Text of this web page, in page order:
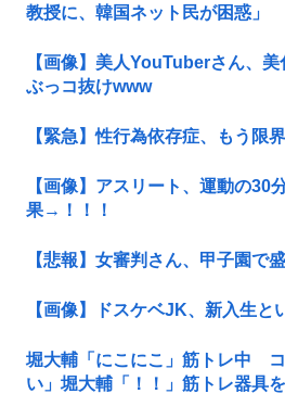
教授に、韓国ネット民が困惑」
【画像】美人YouTuberさん、
ぶっコ抜けwww
【緊急】性行為依存症、もう限
【画像】アスリート、運動の30
果→！！！
【悲報】女審判さん、甲子園で
【画像】ドスケベJK、新入生と
堀大輔「にこにこ」筋トレ中
い」堀大輔「！！」筋トレ器具